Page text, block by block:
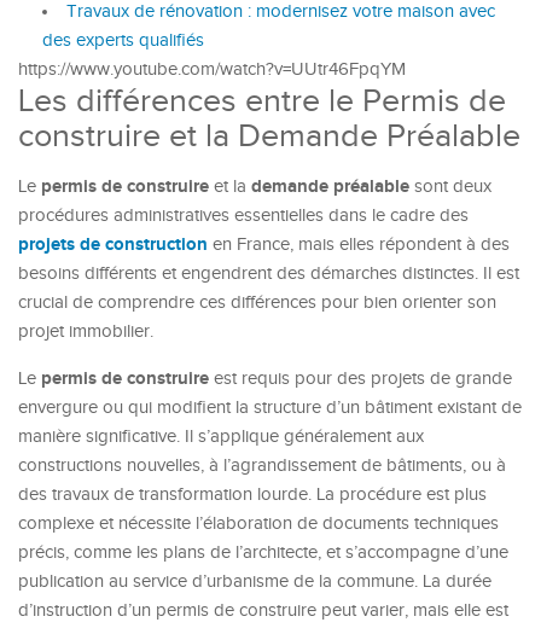
Travaux de rénovation : modernisez votre maison avec
des experts qualifiés
https://www.youtube.com/watch?v=UUtr46FpqYM
Les différences entre le Permis de
construire et la Demande Préalable
Le permis de construire et la demande préalable sont deux
procédures administratives essentielles dans le cadre des
projets de construction en France, mais elles répondent à des
besoins différents et engendrent des démarches distinctes. Il est
crucial de comprendre ces différences pour bien orienter son
projet immobilier.
Le permis de construire est requis pour des projets de grande
envergure ou qui modifient la structure d’un bâtiment existant de
manière significative. Il s’applique généralement aux
constructions nouvelles, à l’agrandissement de bâtiments, ou à
des travaux de transformation lourde. La procédure est plus
complexe et nécessite l’élaboration de documents techniques
précis, comme les plans de l’architecte, et s’accompagne d’une
publication au service d’urbanisme de la commune. La durée
d’instruction d’un permis de construire peut varier, mais elle est